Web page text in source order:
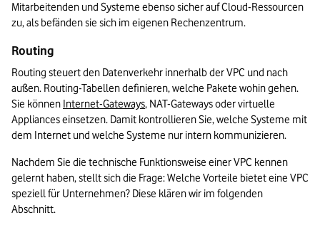
Mitarbeitenden und Systeme ebenso sicher auf Cloud-Ressourcen
zu, als befänden sie sich im eigenen Rechenzentrum.
Routing
Routing steuert den Datenverkehr innerhalb der VPC und nach
außen. Routing-Tabellen definieren, welche Pakete wohin gehen.
Sie können Internet-Gateways, NAT-Gateways oder virtuelle
Appliances einsetzen. Damit kontrollieren Sie, welche Systeme mit
dem Internet und welche Systeme nur intern kommunizieren.
Nachdem Sie die technische Funktionsweise einer VPC kennen
gelernt haben, stellt sich die Frage: Welche Vorteile bietet eine VPC
speziell für Unternehmen? Diese klären wir im folgenden
Abschnitt.